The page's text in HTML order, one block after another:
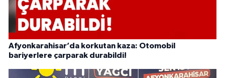
Afyonkarahisar’da korkutan kaza: Otomobil
bariyerlere çarparak durabildi!